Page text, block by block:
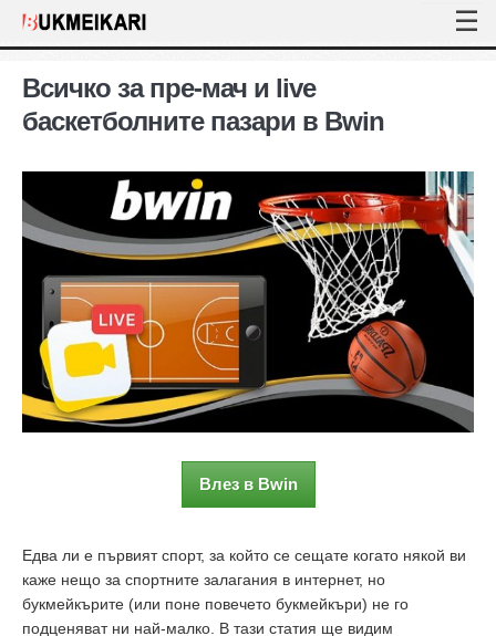
Всичко за пре-мач и live
баскетболните пазари в Bwin
Влез в Bwin
Едва ли е първият спорт, за който се сещате когато някой ви
каже нещо за спортните залагания в интернет, но
букмейкърите (или поне повечето букмейкъри) не го
подценяват ни най-малко. В тази статия ще видим